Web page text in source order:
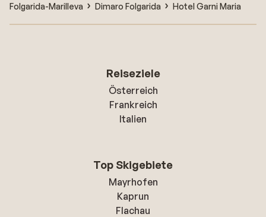
Folgarida-Marilleva
Dimaro Folgarida Hotel Garni Maria
Reiseziele
Österreich
Frankreich
Italien
Top Skigebiete
Mayrhofen
Kaprun
Flachau